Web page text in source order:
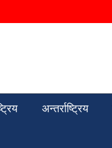
अन्तर्राष्ट्रिय